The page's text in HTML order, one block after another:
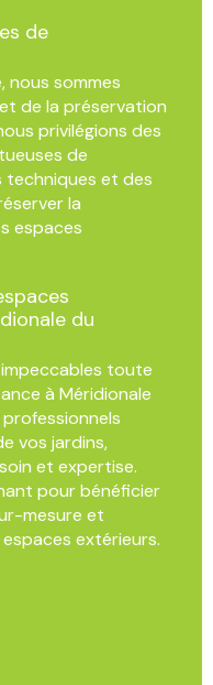
de
nous sommes
de la préservation
privilégions des
de
techniques et des
la
espaces
du
toute
à Méridionale
vos jardins,
et expertise.
pour bénéficier
mesure et
extérieurs.